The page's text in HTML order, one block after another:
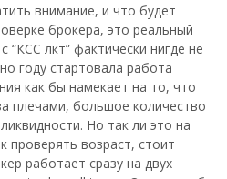
внимание, и что будет
брокера, это реальный
“КСС лкт” фактически нигде не
году стартовала работа
как бы намекает на то, что
плечами, большое количество
Но так ли это на
проверять возраст, стоит
работает сразу на двух